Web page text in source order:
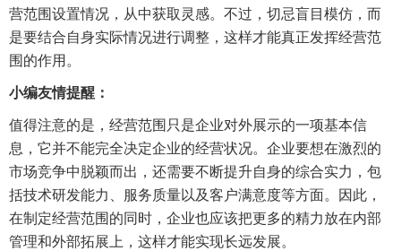
营范围设置情况，从中获取灵感。不过，切忌盲目模仿，而
是要结合自身实际情况进行调整，这样才能真正发挥经营范
围的作用。
小编友情提醒：
值得注意的是，经营范围只是企业对外展示的一项基本信
息，它并不能完全决定企业的经营状况。企业要想在激烈的
市场竞争中脱颖而出，还需要不断提升自身的综合实力，包
括技术研发能力、服务质量以及客户满意度等方面。因此，
在制定经营范围的同时，企业也应该把更多的精力放在内部
管理和外部拓展上，这样才能实现长远发展。